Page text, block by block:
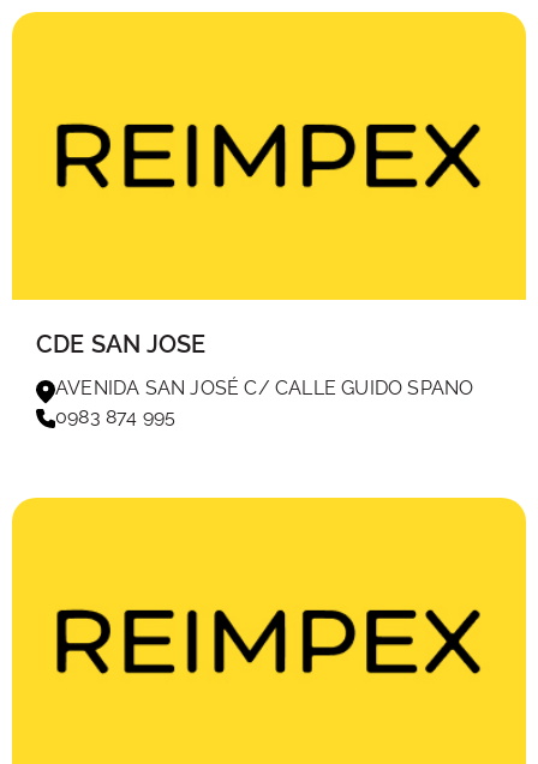
CDE SAN JOSE
AVENIDA SAN JOSÉ C/ CALLE GUIDO SPANO
0983 874 995